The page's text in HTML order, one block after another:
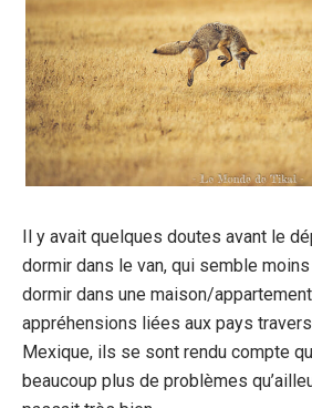
Il y avait quelques doutes avant le
dormir dans le van, qui semble
dormir dans une maison/
appréhensions liées aux pays
Mexique, ils se sont rendu compte
beaucoup plus de problèmes